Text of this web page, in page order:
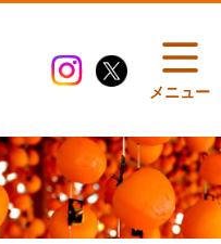
メニュー